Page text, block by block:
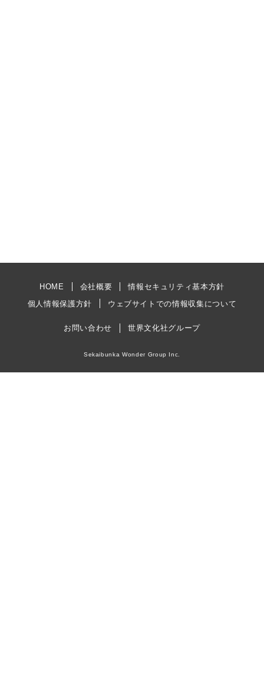
HOME 会社概要
情報セキュリティ基本方針
個人情報保護方針
ウェブサイトでの情報収集について
お問い合わせ 世界文化社グループ
Sekaibunka Wonder Group Inc.